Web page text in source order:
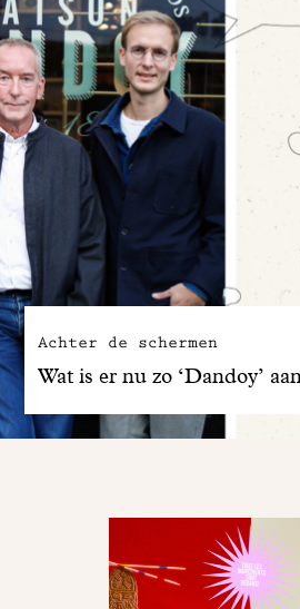
Achter de schermen
Wat is er nu zo ‘Dandoy’